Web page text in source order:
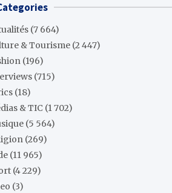
(7 664)
& Tourisme (2 447)
(196)
(715)
(18)
& TIC (1 702)
(5 564)
(269)
(11 965)
(4 229)
(3)